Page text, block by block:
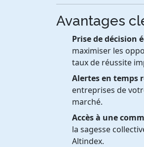
Avantages
Prise de décision
maximiser les
taux de réussite
Alertes en temps
entreprises de
marché.
Accès à une
la sagesse
Altindex.